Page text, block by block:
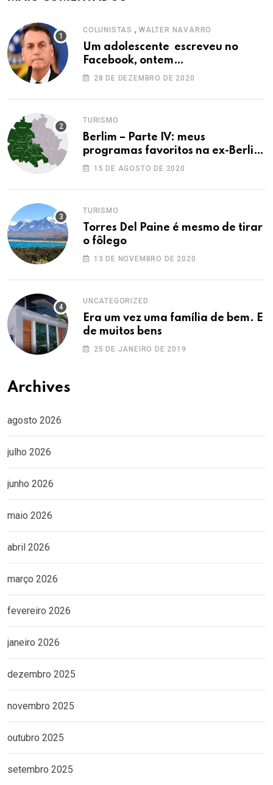
COLUNISTAS , WALTER NAVARRO
Um adolescente escreveu no
Facebook, ontem…
28 DE DEZEMBRO DE 2020
TURISMO
Berlim – Parte IV: meus
programas favoritos na ex-Berlim
Ocidental
15 DE AGOSTO DE 2020
TURISMO
Torres Del Paine é mesmo de tirar
o fôlego
13 DE NOVEMBRO DE 2020
UNCATEGORIZED
Era um vez uma família de bem. E
de muitos bens
25 DE JANEIRO DE 2019
Archives
agosto 2026
julho 2026
junho 2026
maio 2026
abril 2026
março 2026
fevereiro 2026
janeiro 2026
dezembro 2025
novembro 2025
outubro 2025
setembro 2025